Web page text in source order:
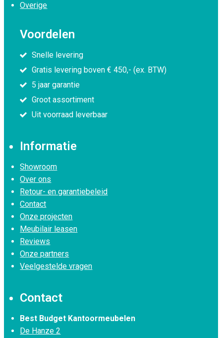
Overige
Voordelen
Snelle levering
Gratis levering boven € 450,- (ex. BTW)
5 jaar garantie
Groot assortiment
Uit voorraad leverbaar
Informatie
Showroom
Over ons
Retour- en garantiebeleid
Contact
Onze projecten
Meubilair leasen
Reviews
Onze partners
Veelgestelde vragen
Contact
Best Budget Kantoormeubelen
De Hanze 2